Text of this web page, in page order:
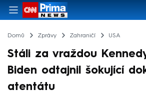
Domů Zprávy Zahraničí USA
Stáli za vraždou
Biden odtajnil šokující
atentátu